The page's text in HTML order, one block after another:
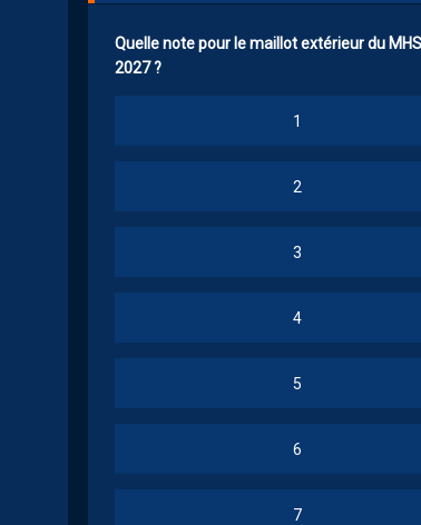
Quelle note pour le maillot extérieur du
2027 ?
1
2
3
4
5
6
7